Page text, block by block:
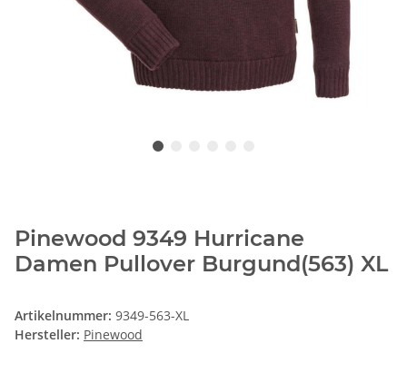
Pinewood 9349 Hurricane
Damen Pullover Burgund(563) XL
Artikelnummer: 9349-563-XL
Hersteller: Pinewood